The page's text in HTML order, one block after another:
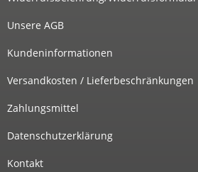
Unsere AGB
Kundeninformationen
Versandkosten / Lieferbeschränkungen
Zahlungsmittel
Datenschutzerklärung
Kontakt